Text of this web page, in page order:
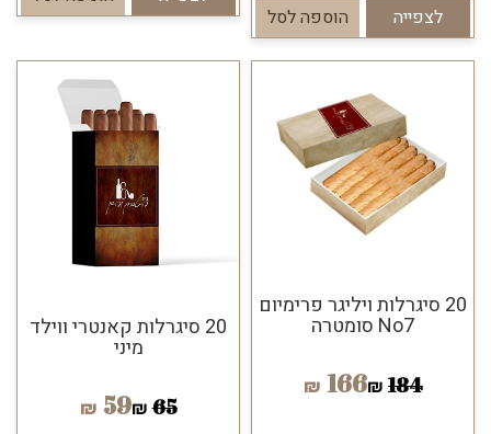
לצפייה הוספה לסל
20 סיגרלות ויליגר פרימיום
No7 סומטרה
184
₪
166
₪
20 סיגרלות קאנטרי ווילד
מיני
65
₪
59
₪